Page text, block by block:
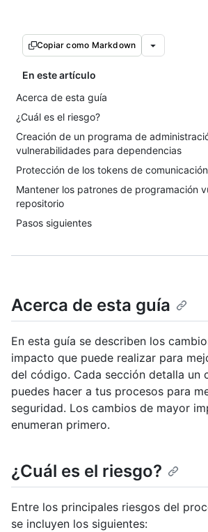
Copiar como Markdown
En este artículo
Acerca de esta guía
¿Cuál es el riesgo?
Creación de un programa de
vulnerabilidades para dependencias
Protección de los tokens de comunicación
Mantener los patrones de programación
repositorio
Pasos siguientes
Acerca de esta guía
En esta guía se describen los
impacto que puede realizar para
del código. Cada sección detalla un
puedes hacer a tus procesos para
seguridad. Los cambios de mayor
enumeran primero.
¿Cuál es el riesgo?
Entre los principales riesgos del
se incluyen los siguientes: